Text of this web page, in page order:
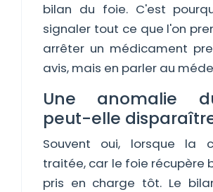
bilan du foie. C'est
signaler tout ce que l'on
arrêter un médicament
avis, mais en parler au
Une anomalie
peut-elle
Souvent oui, lorsque la
traitée, car le foie récupère
pris en charge tôt. Le